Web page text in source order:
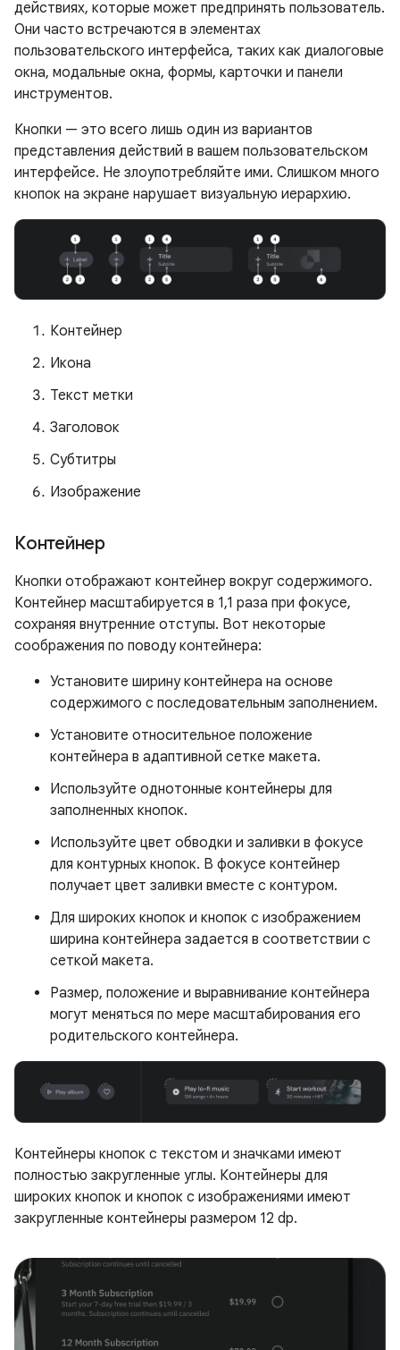
действиях, которые может предпринять пользователь.
Они часто встречаются в элементах
пользовательского интерфейса, таких как диалоговые
окна, модальные окна, формы, карточки и панели
инструментов.
Кнопки — это всего лишь один из вариантов
представления действий в вашем пользовательском
интерфейсе. Не злоупотребляйте ими. Слишком много
кнопок на экране нарушает визуальную иерархию.
Контейнер
Икона
Текст метки
Заголовок
Субтитры
Изображение
Контейнер
Кнопки отображают контейнер вокруг содержимого.
Контейнер масштабируется в 1,1 раза при фокусе,
сохраняя внутренние отступы. Вот некоторые
соображения по поводу контейнера:
Установите ширину контейнера на основе
содержимого с последовательным заполнением.
Установите относительное положение
контейнера в адаптивной сетке макета.
Используйте однотонные контейнеры для
заполненных кнопок.
Используйте цвет обводки и заливки в фокусе
для контурных кнопок. В фокусе контейнер
получает цвет заливки вместе с контуром.
Для широких кнопок и кнопок с изображением
ширина контейнера задается в соответствии с
сеткой макета.
Размер, положение и выравнивание контейнера
могут меняться по мере масштабирования его
родительского контейнера.
Контейнеры кнопок с текстом и значками имеют
полностью закругленные углы. Контейнеры для
широких кнопок и кнопок с изображениями имеют
закругленные контейнеры размером 12 dp.